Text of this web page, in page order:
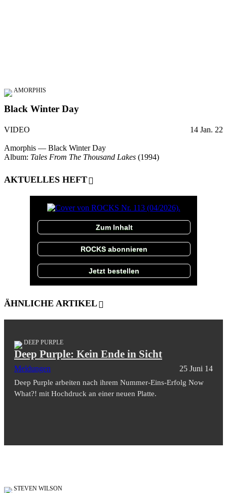
AMORPHIS
Black Winter Day
VIDEO 14 Jan. 22
Amorphis — Black Winter Day
Album: Tales From The Thousand Lakes (1994)
AKTUELLES HEFT
Zum Inhalt
ROCKS abonnieren
Jetzt bestellen
ÄHNLICHE ARTIKEL
DEEP PURPLE
Deep Purple: Kein Ende in Sicht
Meldungen 25 Juni 14
Deep Purple arbeiten nach ihrem Nummer-Eins-Erfolg Now
What?! mit Hochdruck an einer neuen Platte.
STEVEN WILSON